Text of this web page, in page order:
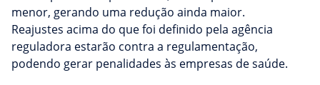
menor, gerando uma redução ainda maior.
Reajustes acima do que foi definido pela agência
reguladora estarão contra a regulamentação,
podendo gerar penalidades às empresas de saúde.